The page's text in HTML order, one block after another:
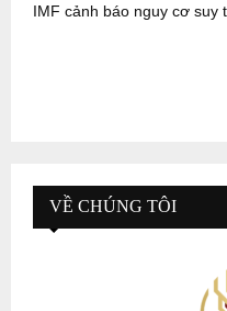
IMF cảnh báo nguy cơ suy
VỀ CHÚNG TÔI